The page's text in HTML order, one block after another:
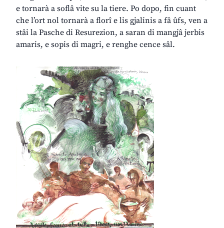
e tornarà a soflâ vite su la tiere. Po dopo, fin cuant
che l’ort nol tornarà a florî e lis gjalinis a fâ ûfs, ven a
stâi la Pasche di Resurezion, a saran di mangjâ jerbis
amaris, e sopis di magri, e renghe cence sâl.